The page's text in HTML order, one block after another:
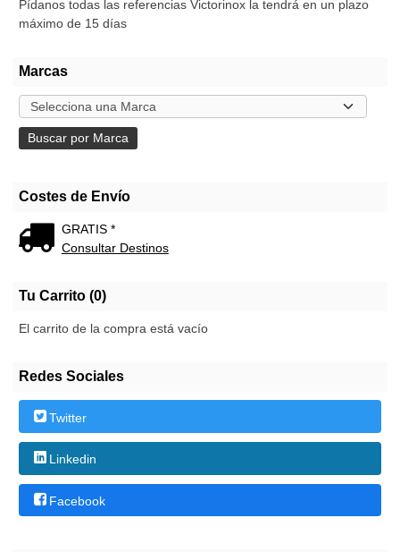
Pídanos todas las referencias Victorinox la tendrá en un plazo
máximo de 15 días
Marcas
Costes de Envío
GRATIS *
Consultar Destinos
Tu Carrito (0)
El carrito de la compra está vacío
Redes Sociales
Twitter
Linkedin
Facebook